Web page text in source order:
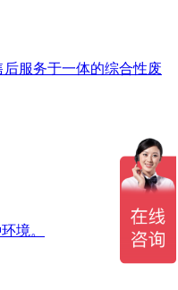
服务于一体的综合性废
境。